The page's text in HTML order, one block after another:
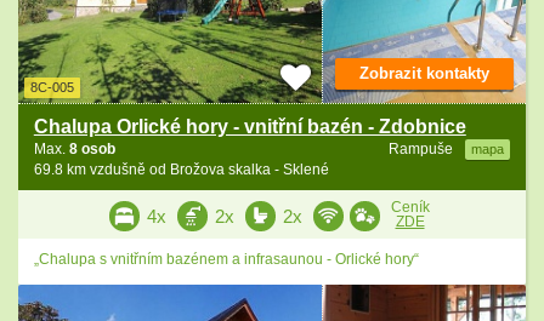
8C-005
Chalupa Orlické hory - vnitřní bazén - Zdobnice
Rampuše mapa
Max. 8 osob
69.8 km vzdušně od Brožova skalka - Sklené
Zobrazit kontakty
4x 2x 2x
Ceník
ZDE
„Chalupa s vnitřním bazénem a infrasaunou - Orlické hory“